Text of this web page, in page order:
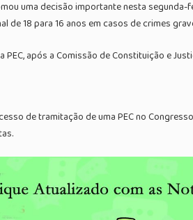
uma decisão importante nesta
de 18 para 16 anos em casos de crimes
após a Comissão de Constituição e
de tramitação de uma PEC no